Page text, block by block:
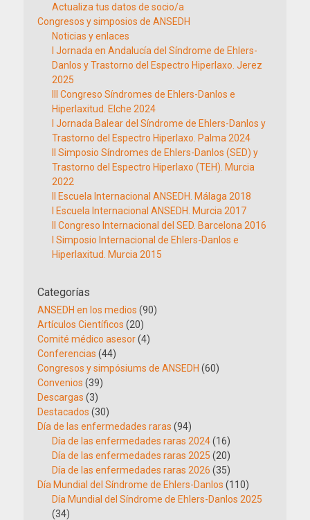
Actualiza tus datos de socio/a
Congresos y simposios de ANSEDH
Noticias y enlaces
I Jornada en Andalucía del Síndrome de Ehlers-
Danlos y Trastorno del Espectro Hiperlaxo. Jerez
2025
III Congreso Síndromes de Ehlers-Danlos e
Hiperlaxitud. Elche 2024
I Jornada Balear del Síndrome de Ehlers-Danlos y
Trastorno del Espectro Hiperlaxo. Palma 2024
II Simposio Síndromes de Ehlers-Danlos (SED) y
Trastorno del Espectro Hiperlaxo (TEH). Murcia
2022
II Escuela Internacional ANSEDH. Málaga 2018
I Escuela Internacional ANSEDH. Murcia 2017
II Congreso Internacional del SED. Barcelona 2016
I Simposio Internacional de Ehlers-Danlos e
Hiperlaxitud. Murcia 2015
Categorías
ANSEDH en los medios (90)
Artículos Científicos (20)
Comité médico asesor(4)
Conferencias (44)
Congresos y simpósiums de ANSEDH (60)
Convenios (39)
Descargas (3)
Destacados (30)
Día de las enfermedades raras (94)
Día de las enfermedades raras 2024(16)
Día de las enfermedades raras 2025 (20)
Día de las enfermedades raras 2026 (35)
Día Mundial del Síndrome de Ehlers-Danlos (110)
Día Mundial del Síndrome de Ehlers-Danlos 2025
(34)